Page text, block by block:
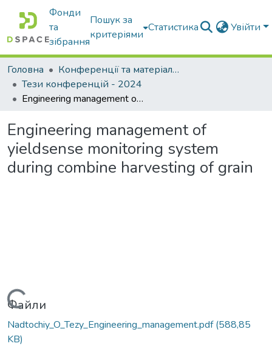
Фонди
та
зібрання
Пошук за
критеріями
Статистика Увійти
Головна
Конференції та матеріали конференцій
Тези конференцій - 2024
Engineering management of yieldsense monitoring system during combine harvesting of grain
Engineering management of
yieldsense monitoring system
during combine harvesting of grain
Вантажиться...
Файли
Nadtochiy_O_Tezy_Engineering_management.pdf(588,85
KB)